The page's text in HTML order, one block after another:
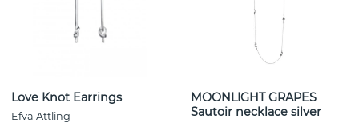
Love Knot Earrings
Efva Attling
MOONLIGHT GRAPES
Sautoir necklace silver